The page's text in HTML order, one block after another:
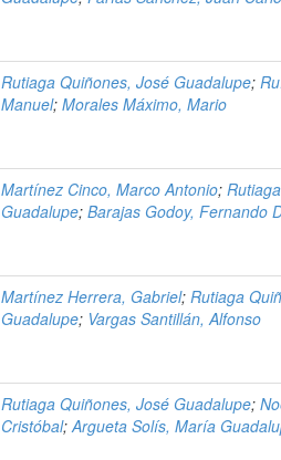
Rutiaga Quiñones, José Guadalupe;
Manuel; Morales Máximo, Mario
Martínez Cinco, Marco Antonio;
Guadalupe; Barajas Godoy, Fernando
Martínez Herrera, Gabriel; Rutiaga
Guadalupe; Vargas Santillán, Alfonso
Rutiaga Quiñones, José Guadalupe;
Cristóbal;Argueta Solís, María